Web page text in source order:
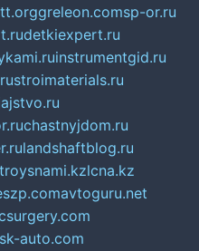
greleon.comsp-or.ru
detkiexpert.ru
instrumentgid.ru
stroimaterials.ru
chastnyjdom.ru
landshaftblog.ru
lcna.kz
avtoguru.net
auto.com